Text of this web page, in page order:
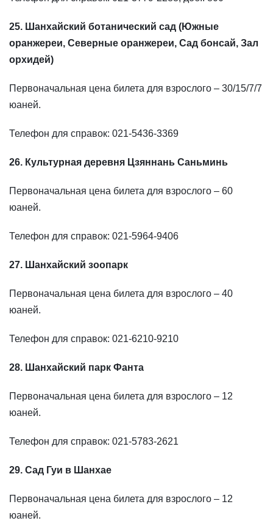
25. Шанхайский ботанический сад (Южные
оранжереи, Северные оранжереи, Сад бонсай, Зал
орхидей)
Первоначальная цена билета для взрослого – 30/15/7/7
юаней.
Телефон для справок: 021-5436-3369
26. Культурная деревня Цзяннань Саньминь
Первоначальная цена билета для взрослого – 60
юаней.
Телефон для справок: 021-5964-9406
27. Шанхайский зоопарк
Первоначальная цена билета для взрослого – 40
юаней.
Телефон для справок: 021-6210-9210
28. Шанхайский парк Фанта
Первоначальная цена билета для взрослого – 12
юаней.
Телефон для справок: 021-5783-2621
29. Сад Гуи в Шанхае
Первоначальная цена билета для взрослого – 12
юаней.